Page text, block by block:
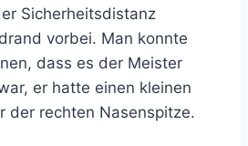
Sicherheitsdistanz
vorbei. Man konnte
dass es der Meister
er hatte einen kleinen
der rechten Nasenspitze.